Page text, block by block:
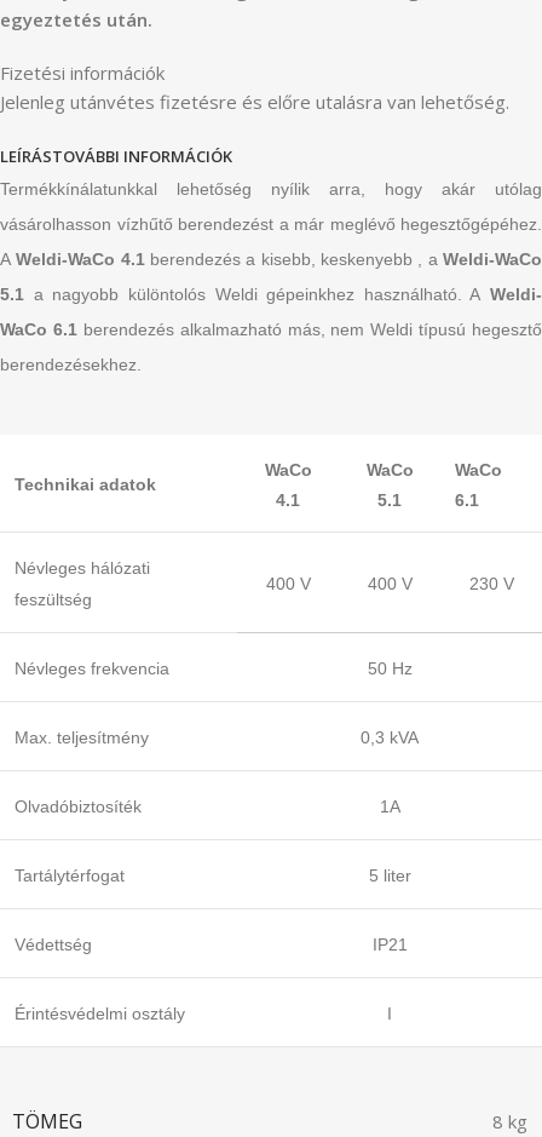
egyeztetés után.
Fizetési információk
Jelenleg utánvétes fizetésre és előre utalásra van lehetőség.
LEÍRÁSTOVÁBBI INFORMÁCIÓK
Termékkínálatunkkal lehetőség nyílik arra, hogy akár utólag
vásárolhasson vízhűtő berendezést a már meglévő hegesztőgépéhez.
AWeldi-WaCo 4.1 berendezés a kisebb, keskenyebb , a Weldi-WaCo
5.1 a nagyobb különtolós Weldi gépeinkhez használható. A Weldi-
WaCo 6.1 berendezés alkalmazható más, nem Weldi típusú hegesztő
berendezésekhez.
Technikai adatok
WaCo
4.1
WaCo
5.1
WaCo
6.1
Névleges hálózati
feszültség
400 V 400 V 230 V
Névleges frekvencia 50 Hz
Max. teljesítmény 0,3 kVA
Olvadóbiztosíték 1A
Tartálytérfogat 5 liter
Védettség IP21
Érintésvédelmi osztály I
TÖMEG 8 kg